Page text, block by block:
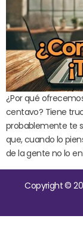
¿Por qué
centavo? Tiene
probablemente te
que, cuando lo
de la gente no lo
Copyright ©